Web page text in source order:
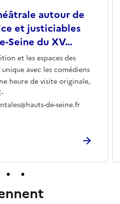
autour de
et justiciables
Seine du XV…
et les espaces des
avec les comédiens
heure de visite originale,
de-seine.fr